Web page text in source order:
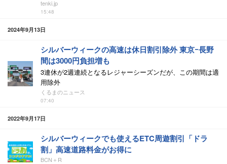
tenki.jp
15:48
2024年9月13日
シルバーウィークの高速は休日割引除外 東京ｰ長野
間は3000円負担増も
3連休が2週連続となるレジャーシーズンだが、この期間は適
用除外
くるまのニュース
07:40
2022年9月17日
シルバーウィークでも使えるETC周遊割引「ドラ
割」高速道路料金がお得に
BCN＋R